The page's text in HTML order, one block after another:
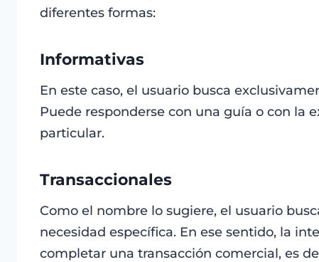
diferentes formas:
Informativas
En este caso, el usuario busca
Puede responderse con una guía o con la
particular.
Transaccionales
Como el nombre lo sugiere, el usuario
necesidad específica. En ese sentido, la
completar una transacción comercial, es